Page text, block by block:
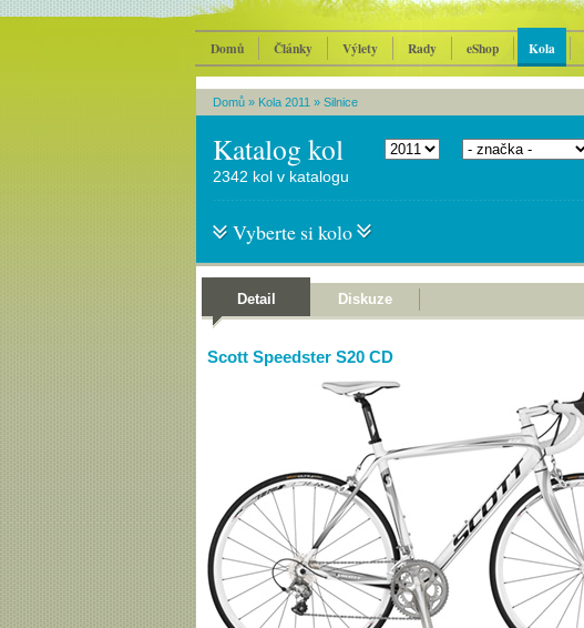
Domů Články Výlety Rady eShop Kola
Domů » Kola 2011 » Silnice
Katalog kol
2342 kol v katalogu
Vyberte si kolo
Detail Diskuze
Scott Speedster S20 CD